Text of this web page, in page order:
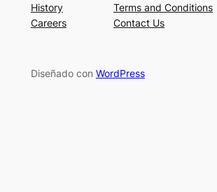
History
Careers
Terms and Conditions
Contact Us
Diseñado con WordPress